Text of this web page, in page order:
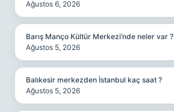
Ağustos 6, 2026
Barış Manço Kültür Merkezi’nde neler var ?
Ağustos 5, 2026
Balıkesir merkezden İstanbul kaç saat ?
Ağustos 5, 2026